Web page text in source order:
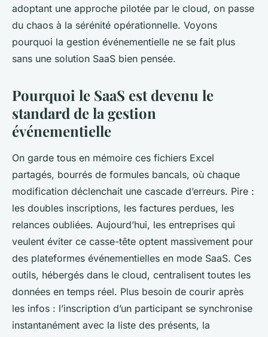
adoptant une approche pilotée par le cloud, on passe
du chaos à la sérénité opérationnelle. Voyons
pourquoi la gestion événementielle ne se fait plus
sans une solution SaaS bien pensée.
Pourquoi le SaaS est devenu le
standard de la gestion
événementielle
On garde tous en mémoire ces fichiers Excel
partagés, bourrés de formules bancals, où chaque
modification déclenchait une cascade d’erreurs. Pire :
les doubles inscriptions, les factures perdues, les
relances oubliées. Aujourd’hui, les entreprises qui
veulent éviter ce casse-tête optent massivement pour
des plateformes événementielles en mode SaaS. Ces
outils, hébergés dans le cloud, centralisent toutes les
données en temps réel. Plus besoin de courir après
les infos : l’inscription d’un participant se synchronise
instantanément avec la liste des présents, la